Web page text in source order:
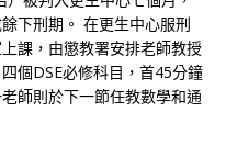
下刑期。 在更生中心服刑
課，由懲教署安排老師教授
個DSE必修科目，首45分鐘
師則於下一節任教數學和通